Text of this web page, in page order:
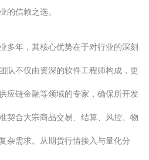
的信赖之选。
多年，其核心优势在于对行业的深刻
队不仅由资深的软件工程师构成，更
应链金融等领域的专家，确保所开发
契合大宗商品交易、结算、风控、物
杂需求。从期货行情接入与量化分